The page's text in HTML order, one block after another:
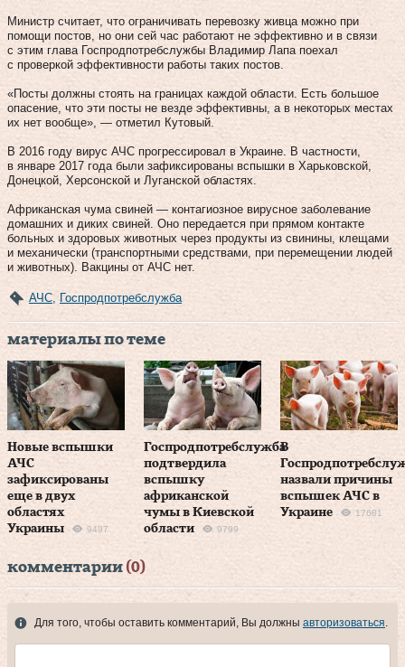
Министр считает, что ограничивать перевозку живца можно при
помощи постов, но они сей час работают не эффективно и в связи
с этим глава Госпродпотребслужбы Владимир Лапа поехал
с проверкой эффективности работы таких постов.
«Посты должны стоять на границах каждой области. Есть большое
опасение, что эти посты не везде эффективны, а в некоторых местах
их нет вообще», — отметил Кутовый.
В 2016 году вирус АЧС прогрессировал в Украине. В частности,
в январе 2017 года были зафиксированы вспышки в Харьковской,
Донецкой, Херсонской и Луганской областях.
Африканская чума свиней — контагиозное вирусное заболевание
домашних и диких свиней. Оно передается при прямом контакте
больных и здоровых животных через продукты из свинины, клещами
и механически (транспортными средствами, при перемещении людей
и животных). Вакцины от АЧС нет.
АЧС Госпродпотребслужба
материалы по теме
Новые вспышки
АЧС
зафиксированы
еще в двух
областях
Украины
9497
Госпродпотребслужба
подтвердила
вспышку
африканской
чумы в Киевской
области
9799
В
назвали причины
вспышек АЧС в
Украине
17681
комментарии (0)
Для того, чтобы оставить комментарий, Вы должны авторизоваться.